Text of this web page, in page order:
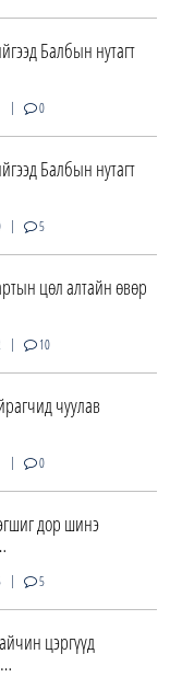
Балбын нутагт
| 0
Балбын нутагт
| 5
цөл алтайн өвөр
| 10
чуулав
| 0
дор шинэ
| 5
цэргүүд